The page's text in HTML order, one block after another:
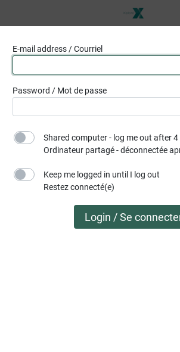
E-mail address / Courriel
Password / Mot de passe
Shared computer - log me out after
Ordinateur partagé - déconnectée
Keep me logged in until I log out
Restez connecté(e)
Login / Se